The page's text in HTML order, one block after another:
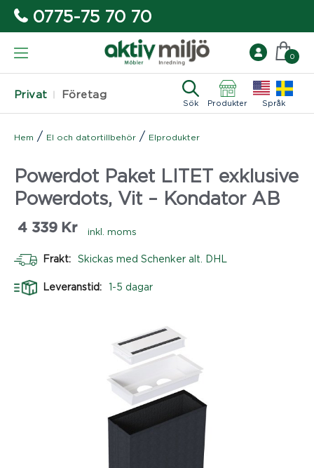
0775-75 70 70
Privat Företag
Sök Produkter Språk
0
Hem / El och datortillbehör / Elprodukter
Powerdot Paket LITET exklusive
Powerdots, Vit – Kondator AB
4 339 Kr inkl. moms
Frakt: Skickas med Schenker alt. DHL
Leveranstid: 1-5 dagar